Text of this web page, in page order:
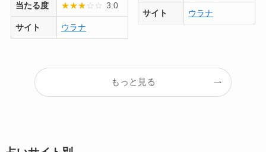
当たる度 ★★★☆ ☆ 3.0
サイト ウラナ
サイト ウラナ
もっと見る